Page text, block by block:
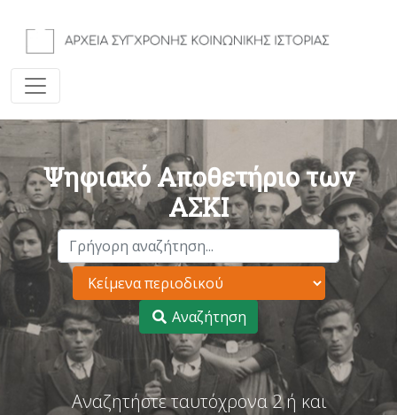
Ψηφιακό Αποθετήριο των
ΑΣΚΙ
Αναζήτηση
Αναζητήστε ταυτόχρονα 2 ή και